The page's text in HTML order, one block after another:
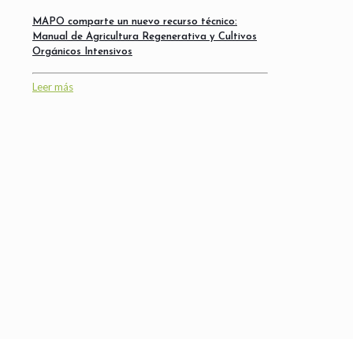
MAPO comparte un nuevo recurso técnico:
Manual de Agricultura Regenerativa y Cultivos
Orgánicos Intensivos
Leer más